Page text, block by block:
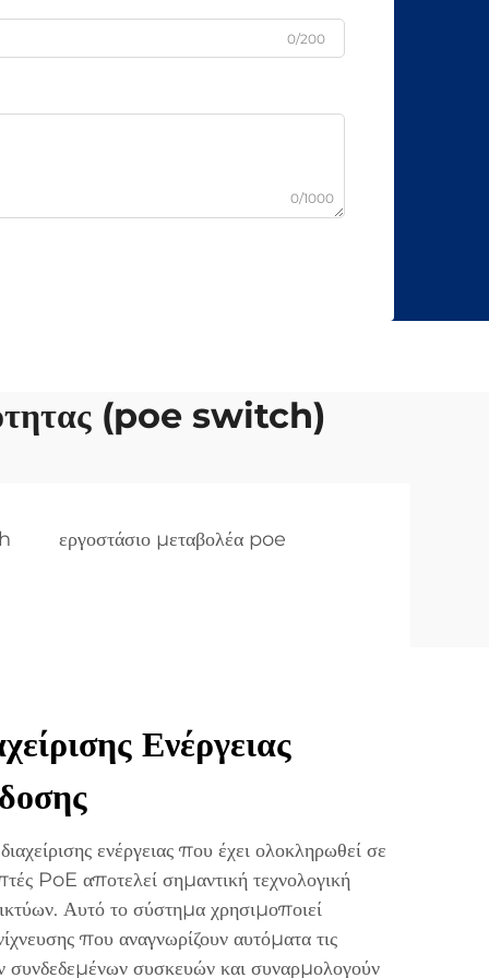
0/200
0/1000
(poe switch)
εργοστάσιο μεταβολέα poe
Ενέργειας
ενέργειας που έχει ολοκληρωθεί σε
PoE αποτελεί σημαντική τεχνολογική
Αυτό το σύστημα χρησιμοποιεί
που αναγνωρίζουν αυτόματα τις
συνδεδεμένων συσκευών και συναρμολογούν